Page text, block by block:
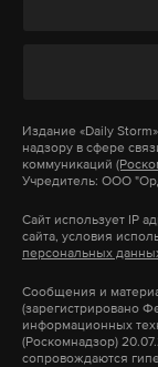
CONFIRMED:
KC-130 in
16 have died
pic.twitter.com/
— Mike Evans
Люди по всему
семьям
Издание «Daily Storm»
надзору в сфере
коммуникаций
Учредитель: ООО
Сайт использует IP
сайта, условия
персональных
Сообщения и
(зарегистрировано
информационных
(Роскомнадзор)
сопровождаются